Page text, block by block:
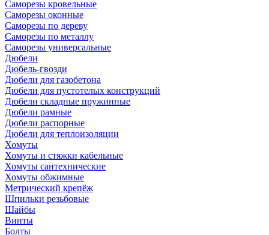
Саморезы кровельные
Саморезы оконные
Саморезы по дереву
Саморезы по металлу
Саморезы универсальные
Дюбели
Дюбель-гвозди
Дюбели для газобетона
Дюбели для пустотелых конструкций
Дюбели складные пружинные
Дюбели рамные
Дюбели распорные
Дюбели для теплоизоляции
Хомуты
Хомуты и стяжки кабельные
Хомуты сантехнические
Хомуты обжимные
Метрический крепёж
Шпильки резьбовые
Шайбы
Винты
Болты